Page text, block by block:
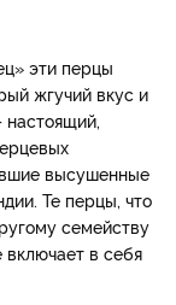
эти перцы
жгучий вкус и
высушенные
Те перцы, что
семейству
включает в себя